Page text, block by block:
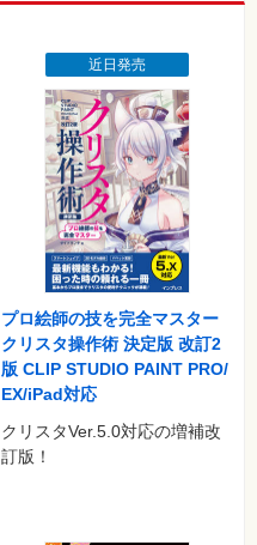
近日発売
プロ絵師の技を完全マスター
クリスタ操作術 決定版 改訂2
版 CLIP STUDIO PAINT PRO/
EX/iPad対応
クリスタVer.5.0対応の増補改
訂版！